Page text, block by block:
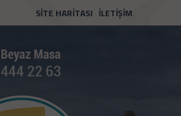
SİTE HARİTASI İLETİŞİM